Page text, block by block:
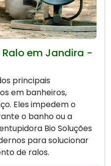
em Jandira -
principais
em banheiros,
Eles impedem o
o banho ou a
Bio Soluções
para solucionar
de ralos.